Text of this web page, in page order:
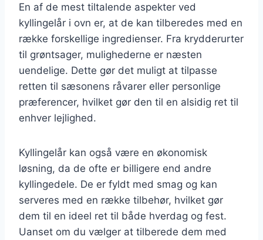
En af de mest tiltalende aspekter ved
kyllingelår i ovn er, at de kan tilberedes med en
række forskellige ingredienser. Fra krydderurter
til grøntsager, mulighederne er næsten
uendelige. Dette gør det muligt at tilpasse
retten til sæsonens råvarer eller personlige
præferencer, hvilket gør den til en alsidig ret til
enhver lejlighed.
Kyllingelår kan også være en økonomisk
løsning, da de ofte er billigere end andre
kyllingedele. De er fyldt med smag og kan
serveres med en række tilbehør, hvilket gør
dem til en ideel ret til både hverdag og fest.
Uanset om du vælger at tilberede dem med